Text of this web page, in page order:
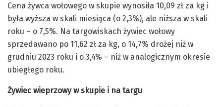
Cena żywca wołowego w skupie wynosiła 10,09 zł za kg i
była wyższa w skali miesiąca (o 2,3%), ale niższa w skali
roku – o 7,5%. Na targowiskach żywiec wołowy
sprzedawano po 11,62 zł za kg, o 14,7% drożej niż w
grudniu 2023 roku i o 3,4% – niż w analogicznym okresie
ubiegłego roku.
Żywiec wieprzowy w skupie i na targu